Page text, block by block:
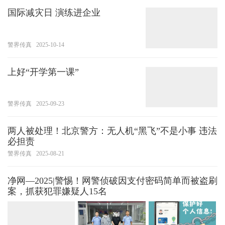
国际减灾日 演练进企业
警界传真 2025-10-14
上好“开学第一课”
警界传真 2025-09-23
两人被处理！北京警方：无人机“黑飞”不是小事 违法
必担责
警界传真 2025-08-21
净网—2025|警惕！网警侦破因支付密码简单而被盗刷
案，抓获犯罪嫌疑人15名